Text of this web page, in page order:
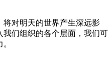
对明天的世界产生深远影
们组织的各个层面，我们可